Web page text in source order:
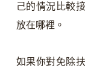
己的情況比較
放在哪裡。
如果你對免除